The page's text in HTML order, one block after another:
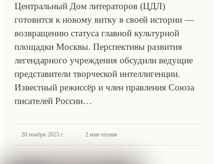
Центральный Дом литераторов (ЦДЛ)
готовится к новому витку в своей истории —
возвращению статуса главной культурной
площадки Москвы. Перспективы развития
легендарного учреждения обсудили ведущие
представители творческой интеллигенции.
Известный режиссёр и член правления Союза
писателей России…
28 ноября 2025 г. · 2 мин чтения